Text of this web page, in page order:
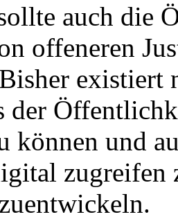
auch die
offeneren
der
können und
zugreifen